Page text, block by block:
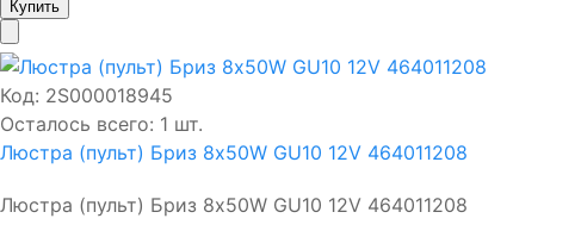
Код: 2S000018945
Осталось всего: 1 шт.
Люстра (пульт) Бриз 8х50W GU10 12V 464011208
Люстра (пульт) Бриз 8х50W GU10 12V 464011208